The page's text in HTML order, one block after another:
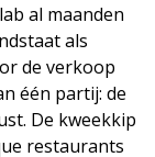
al maanden
als
de verkoop
één partij: de
De kweekkip
restaurants